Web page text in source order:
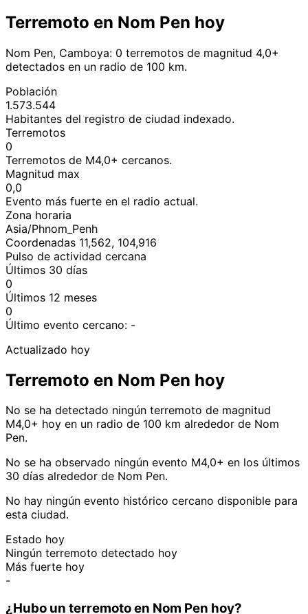
Terremoto en Nom Pen hoy
Nom Pen, Camboya: 0 terremotos de magnitud 4,0+
detectados en un radio de 100 km.
Población
1.573.544
Habitantes del registro de ciudad indexado.
Terremotos
0
Terremotos de M4,0+ cercanos.
Magnitud max
0,0
Evento más fuerte en el radio actual.
Zona horaria
Asia/Phnom_Penh
Coordenadas 11,562, 104,916
Pulso de actividad cercana
Últimos 30 días
0
Últimos 12 meses
0
Último evento cercano: -
Actualizado hoy
Terremoto en Nom Pen hoy
No se ha detectado ningún terremoto de magnitud
M4,0+ hoy en un radio de 100 km alrededor de Nom
Pen.
No se ha observado ningún evento M4,0+ en los últimos
30 días alrededor de Nom Pen.
No hay ningún evento histórico cercano disponible para
esta ciudad.
Estado hoy
Ningún terremoto detectado hoy
Más fuerte hoy
-
¿Hubo un terremoto en Nom Pen hoy?